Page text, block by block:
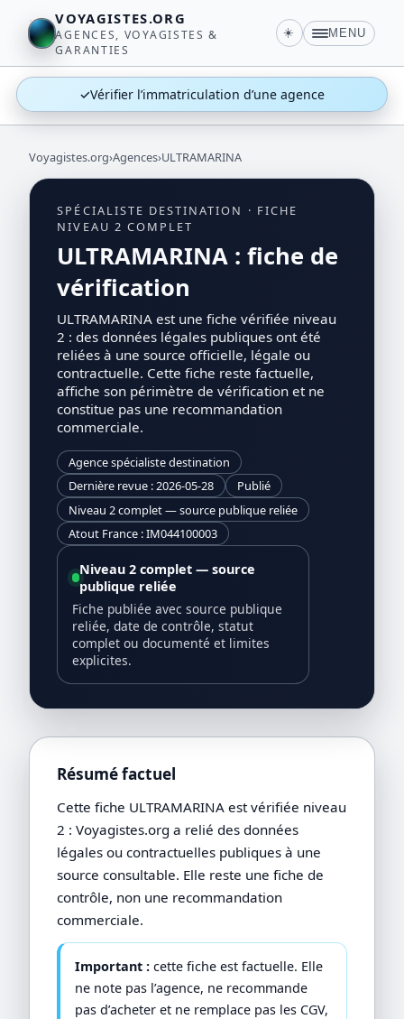
VOYAGISTES.ORG
AGENCES, VOYAGISTES &
GARANTIES
☀️ MENU
✓Vérifier l’immatriculation d’une agence
Voyagistes.org›Agences›ULTRAMARINA
SPÉCIALISTE DESTINATION · FICHE
NIVEAU 2 COMPLET
ULTRAMARINA : fiche de
vérification
ULTRAMARINA est une fiche vérifiée niveau
2 : des données légales publiques ont été
reliées à une source officielle, légale ou
contractuelle. Cette fiche reste factuelle,
affiche son périmètre de vérification et ne
constitue pas une recommandation
commerciale.
Agence spécialiste destination
Dernière revue : 2026-05-28
Publié
Niveau 2 complet — source publique reliée
Atout France : IM044100003
Niveau 2 complet — source
publique reliée
Fiche publiée avec source publique
reliée, date de contrôle, statut
complet ou documenté et limites
explicites.
Résumé factuel
Cette fiche ULTRAMARINA est vérifiée niveau
2 : Voyagistes.org a relié des données
légales ou contractuelles publiques à une
source consultable. Elle reste une fiche de
contrôle, non une recommandation
commerciale.
Important : cette fiche est factuelle. Elle
ne note pas l’agence, ne recommande
pas d’acheter et ne remplace pas les CGV,